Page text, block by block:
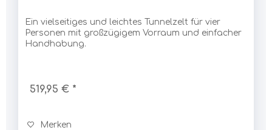
Ein vielseitiges und leichtes Tunnelzelt für vier
Personen mit großzügigem Vorraum und einfacher
Handhabung.
519,95 € *
Merken